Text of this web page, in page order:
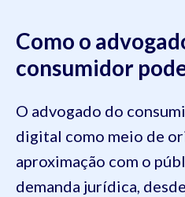
Como o
consumidor
O advogado do
digital como meio de
aproximação com o
demanda jurídica,